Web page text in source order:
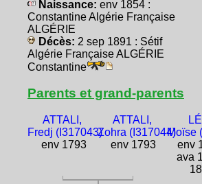
Naissance: env 1854 :
Constantine Algérie Française
ALGÉRIE
Décès: 2 sep 1891 : Sétif
Algérie Française ALGÉRIE
Constantine
Parents et grand-parents
ATTALI,
Fredj (I317043)
env 1793
ATTALI,
Zohra (I317044)
env 1793
Moïse
env
ava